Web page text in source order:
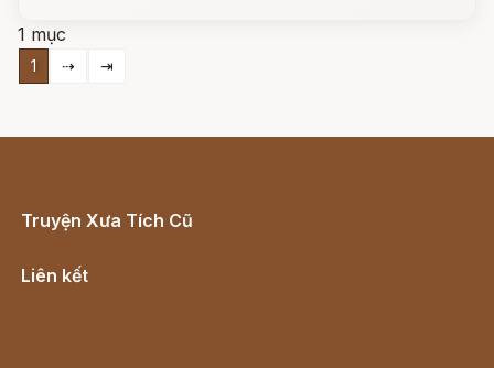
1 mục
1 ⇢ ⇥
Truyện Xưa Tích Cũ
Liên kết